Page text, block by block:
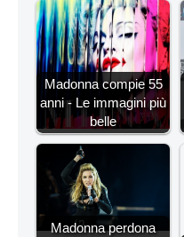
Madonna compie 55
anni - Le immagini più
belle
Madonna perdona